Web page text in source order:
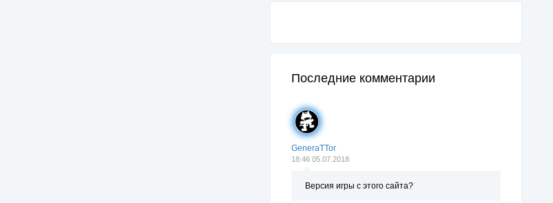
Последние комментарии
GeneraTTor
18:46 05.07.2018
Версия игры с этого сайта?